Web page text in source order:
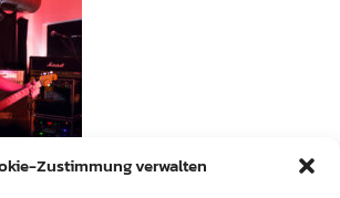
Zustimmung verwalten